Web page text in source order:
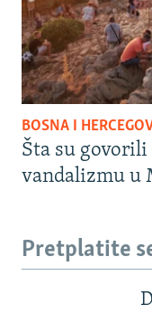
BOSNA I
Šta su govorili
vandalizmu u
Pretplatite